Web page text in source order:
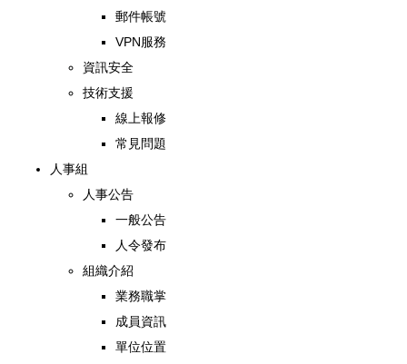
郵件帳號
VPN服務
資訊安全
技術支援
線上報修
常見問題
人事組
人事公告
一般公告
人令發布
組織介紹
業務職掌
成員資訊
單位位置